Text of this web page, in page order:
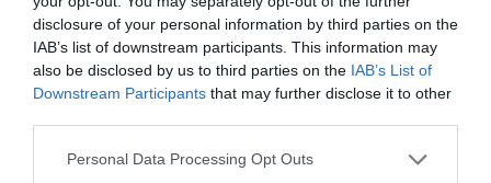
disclosure of your personal information by third parties on the
IAB’s list of downstream participants. This information may
also be disclosed by us to third parties on the IAB’s List of
Downstream Participants that may further disclose it to other
Personal Data Processing Opt Outs
21:00
Τοποθεσία:
Eισιτήρια: